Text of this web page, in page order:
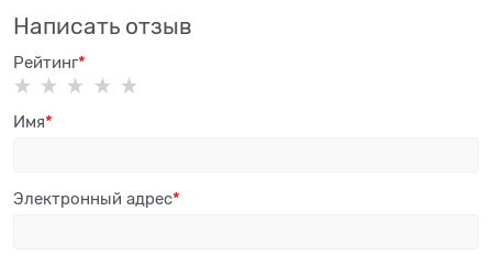
Написать отзыв
Рейтинг
Имя
Электронный адрес